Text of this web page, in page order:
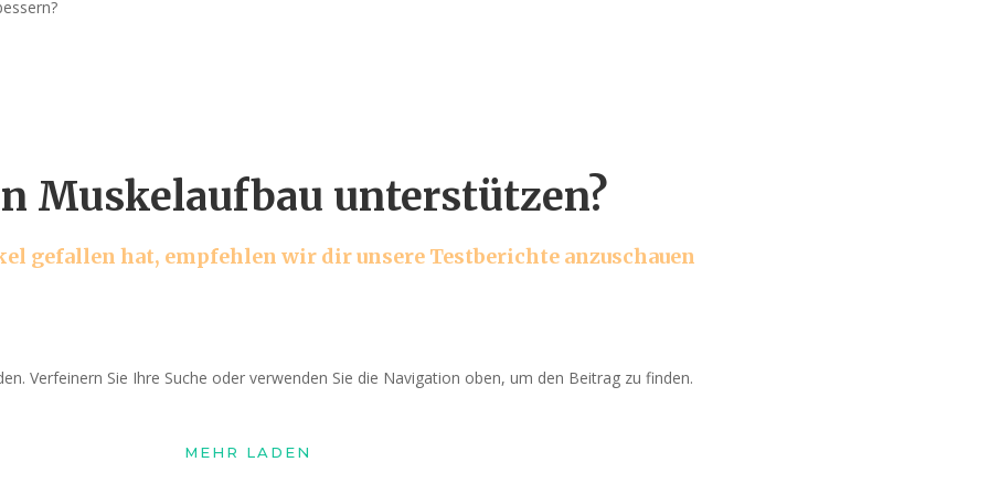
Muskelaufbau unterstützen?
gefallen hat, empfehlen wir dir unsere Testberichte anzuschauen
Verfeinern Sie Ihre Suche oder verwenden Sie die Navigation oben, um den Beitrag zu finden.
MEHR LADEN